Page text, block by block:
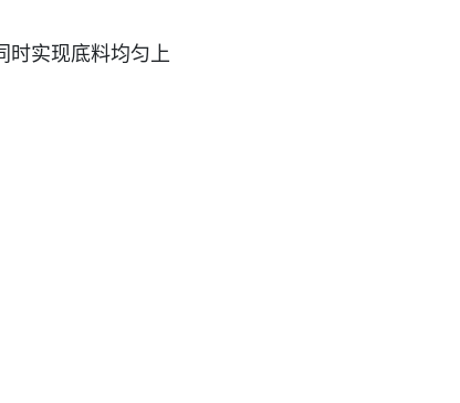
时实现底料均匀上